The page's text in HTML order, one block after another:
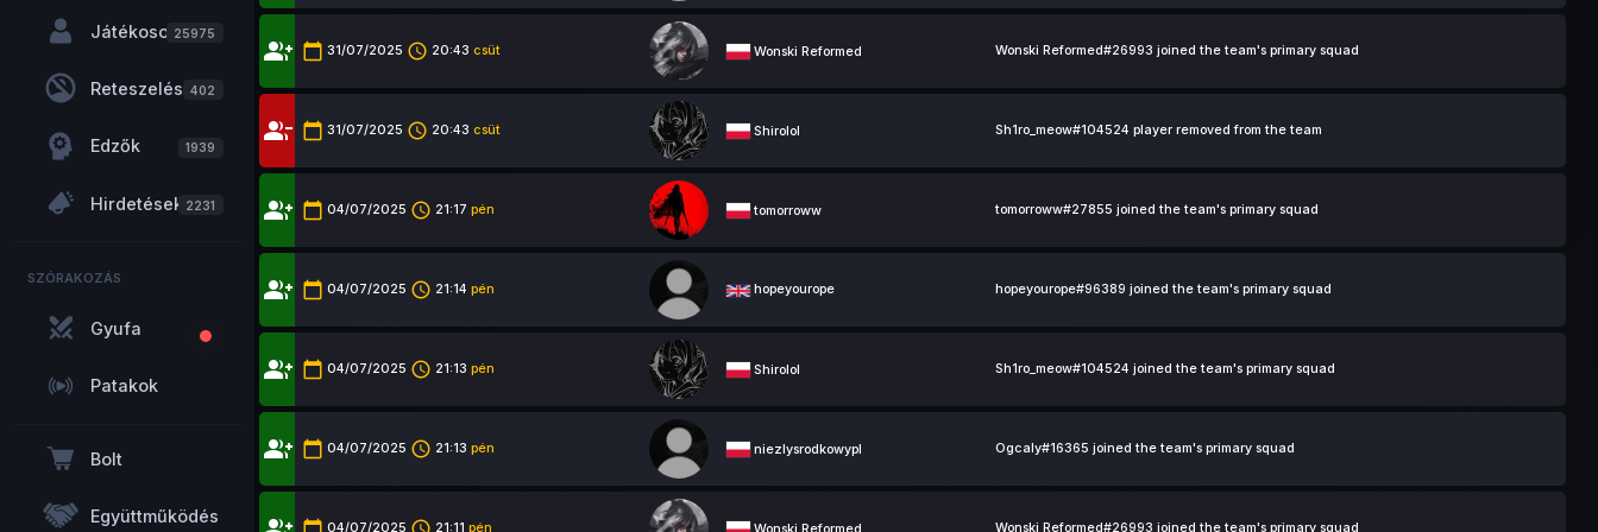
Játékosok25975
Reteszelés 402
Edzők 1939
Hirdetések 2231
SZÓRAKOZÁS
Gyufa
Patakok
Bolt
Együttműködés
group_add calendar_today 31/07/2025 access_time 20:43 csüt Wonski Reformed Wonski Reformed#26993 joined the team's primary squad
group_remove calendar_today 31/07/2025 access_time 20:43 csüt Shirolol Sh1ro_meow#104524 player removed from the team
group_add calendar_today 04/07/2025 access_time 21:17 pén tomorroww tomorroww#27855 joined the team's primary squad
group_add calendar_today 04/07/2025 access_time 21:14 pén hopeyourope hopeyourope#96389 joined the team's primary squad
group_add calendar_today 04/07/2025 access_time 21:13 pén Shirolol Sh1ro_meow#104524 joined the team's primary squad
group_add calendar_today 04/07/2025 access_time 21:13 pén niezlysrodkowypl Ogcaly#16365 joined the team's primary squad
04/07/2025 21:11 pén Wonski Reformed#26993 joined the team's primary squad